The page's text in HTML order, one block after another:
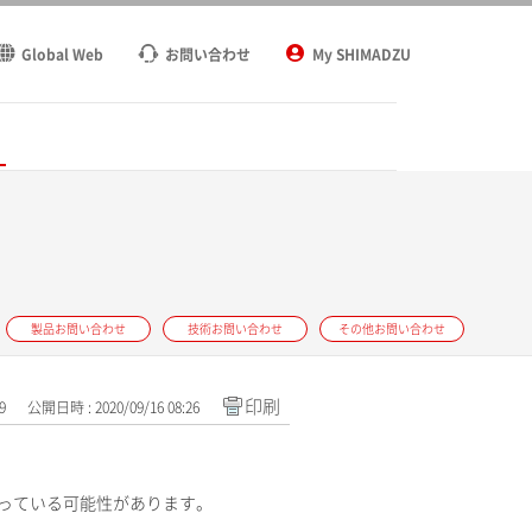
Global Web お問い合わせ My SHIMADZU
製品お問い合わせ 技術お問い合わせ その他お問い合わせ
公開日時 : 2020/09/16 08:26 印刷
いる可能性があります。